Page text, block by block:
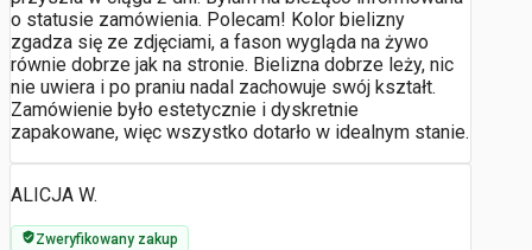
o statusie zamówienia. Polecam! Kolor bielizny
zgadza się ze zdjęciami, a fason wygląda na żywo
równie dobrze jak na stronie. Bielizna dobrze leży, nic
nie uwiera i po praniu nadal zachowuje swój kształt.
Zamówienie było estetycznie i dyskretnie
zapakowane, więc wszystko dotarło w idealnym stanie.
ALICJA W.
Zweryfikowany zakup